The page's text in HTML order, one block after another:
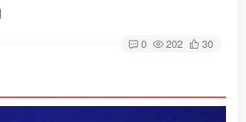
0 202 30